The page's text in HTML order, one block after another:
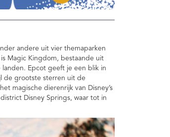
andere uit vier themaparken
Magic Kingdom, bestaande uit
landen. Epcot geeft je een blik in
de grootste sterren uit de
magische dierenrijk van Disney’s
Disney Springs, waar tot in